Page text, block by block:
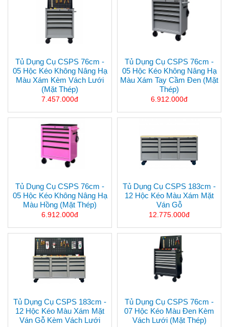
Tủ Dụng Cụ CSPS 76cm -
05 Hộc Kéo Không Nâng Hạ
Màu Xám Kèm Vách Lưới
(mặt Thép)
7.457.000đ
Tủ Dụng Cụ CSPS 76cm -
05 Hộc Kéo Không Nâng Hạ
Màu Xám Tay Cầm Đen (mặt
Thép)
6.912.000đ
Tủ Dụng Cụ CSPS 76cm -
05 Hộc Kéo Không Nâng Hạ
Màu Hồng (mặt Thép)
6.912.000đ
Tủ Dụng Cụ CSPS 183cm -
12 Hộc Kéo Màu Xám Mặt
Ván Gỗ
12.775.000đ
Tủ Dụng Cụ CSPS 183cm -
12 Hộc Kéo Màu Xám Mặt
Ván Gỗ Kèm Vách Lưới
Tủ Dụng Cụ CSPS 76cm -
07 Hộc Kéo Màu Đen Kèm
Vách Lưới (mặt Thép)